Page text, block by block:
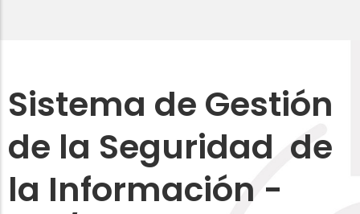
Sistema de Gestión
de la Seguridad de
la Información -